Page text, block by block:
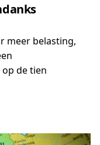
meer belasting,
de tien